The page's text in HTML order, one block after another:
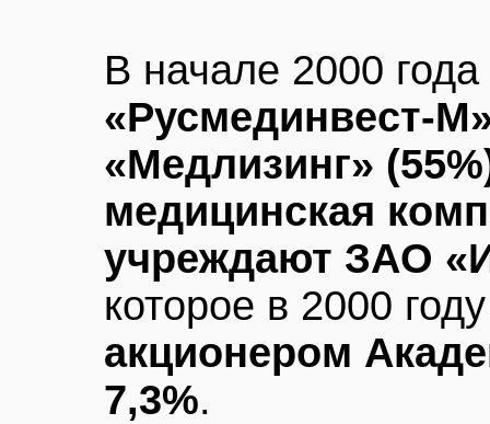
В начале 2000 года
«Русмединвест-
«Медлизинг»
медицинская
учреждают ЗАО
которое в 2000
акционером
7,3%.